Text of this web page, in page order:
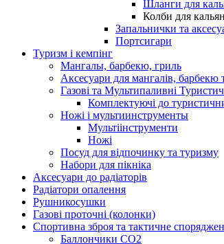
Шланги для
Колби для
Запальнички та
Портсигари
Туризм і кемпінг
Мангалы, барбекю, гриль
Аксесуари для мангалів, барбекю
Газові та Мультипаливні
Комплектуючі до
Ножі і мультиинструменты
Мультіінструменти
Ножі
Посуд для відпочинку та туризму
Набори для пікніка
Аксесуари до радіаторів
Радіатори опалення
Рушникосушки
Газові проточні (колонки)
Спортивна зброя та тактичне
Баллончики CO2